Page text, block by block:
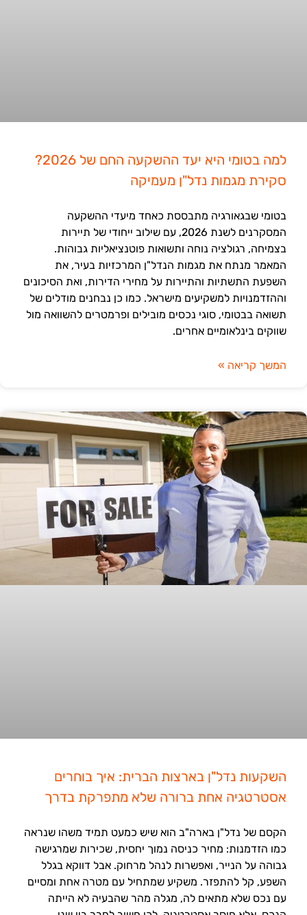
למה בטומי היא יעד ההשקעה החם של 2026?
סקירת מגמות נדל"ן מעמיקה
בטומי שבגאורגיה מתבססת כאחד מיעדי ההשקעה
המסקרנים לשנת 2026, עם שילוב ייחודי של תיירות
בצמיחה, רגולציה נוחה ותשואות פוטנציאליות גבוהות.
המאמר מנתח את מגמות הנדל"ן המרכזיות בעיר, את
השפעת התשתיות והתיירות על מחירי הדירות, ואת הסיכונים
וההזדמנויות למשקיעים מישראל. כמו כן נבחנים מודלים של
תשואה בבטומי, סוגי נכסים מובילים ופרמטרים להשוואה מול
שווקים בינלאומיים אחרים.
המשך קריאה »
השקעות נדל"ן בארצות הברית: איך בוחרים
אסטרטגיה אחת ברורה שלא מתפרקת בדרך
הקסם של נדל"ן בארה"ב הוא שיש כמעט תמיד משהו שנראה
כמו הזדמנות: מחיר כניסה נמוך יחסית, שכירות שמרגישה
גבוהה על הנייר, ואפשרות לנהל מרחוק. אבל דווקא בגלל
השפע, קל להתפזר. משקיע שמתחיל עם מטרה אחת ומסיים
עם נכס שלא מתאים לה, מגלה מהר שהבעיה לא הייתה